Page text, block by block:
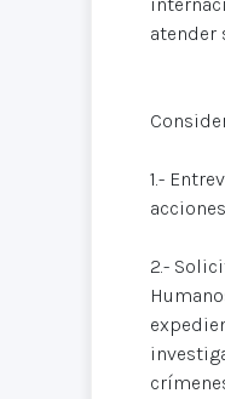
atender
1.-
2.-